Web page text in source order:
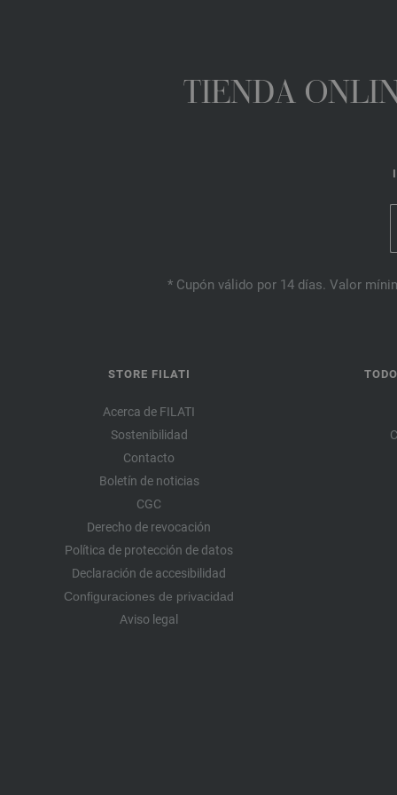
TIENDA
* Cupón válido por 14 días. Valor
STORE FILATI
Acerca de FILATI
Sostenibilidad
Contacto
Boletín de noticias
CGC
Derecho de revocación
Política de protección de datos
Declaración de accesibilidad
Configuraciones de privacidad
Aviso legal